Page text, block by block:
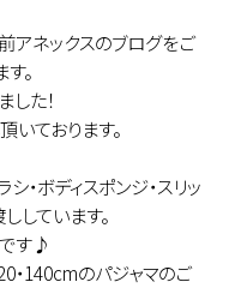
アネックスのブログをご
。
た！
いております。
・ボディスポンジ・スリッ
しています。
す♪
・140cmのパジャマのご